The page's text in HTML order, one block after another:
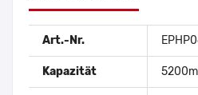
Art.-Nr.
Kapazität